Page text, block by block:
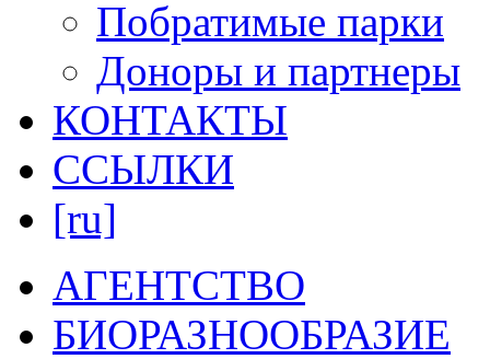
Побратимые парки
Доноры и партнеры
КОНТАКТЫ
ССЫЛКИ
[ru]
АГЕНТСТВО
БИОРАЗНООБРАЗИЕ